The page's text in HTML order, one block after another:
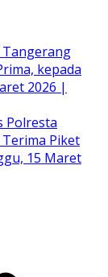
Tangerang
kepada
2026 |
Polresta
Piket
15 Maret